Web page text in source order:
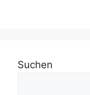
Suchen